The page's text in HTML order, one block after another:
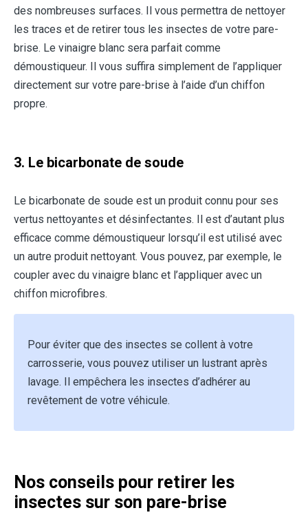
des nombreuses surfaces. Il vous permettra de nettoyer
les traces et de retirer tous les insectes de votre pare-
brise. Le vinaigre blanc sera parfait comme
démoustiqueur. Il vous suffira simplement de l’appliquer
directement sur votre pare-brise à l’aide d’un chiffon
propre.
3. Le bicarbonate de soude
Le bicarbonate de soude est un produit connu pour ses
vertus nettoyantes et désinfectantes. Il est d’autant plus
efficace comme démoustiqueur lorsqu’il est utilisé avec
un autre produit nettoyant. Vous pouvez, par exemple, le
coupler avec du vinaigre blanc et l’appliquer avec un
chiffon microfibres.
Pour éviter que des insectes se collent à votre
carrosserie, vous pouvez utiliser un lustrant après
lavage. Il empêchera les insectes d’adhérer au
revêtement de votre véhicule.
Nos conseils pour retirer les
insectes sur son pare-brise